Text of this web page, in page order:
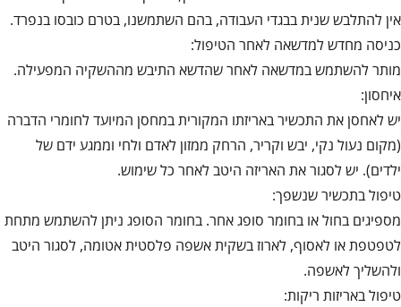
אין להתלבש שנית בבגדי העבודה, בהם השתמשנו, בטרם כובסו בנפרד.
כניסה מחדש למדשאה לאחר הטיפול:
מותר להשתמש במדשאה לאחר שהדשא התיבש מההשקיה המפעילה.
איחסון:
יש לאחסן את התכשיר באריזתו המקורית במחסן המיועד לחומרי הדברה
(מקום נעול נקי, יבש וקריר, הרחק ממזון לאדם ולחי וממגע ידם של
ילדים). יש לסגור את האריזה היטב לאחר כל שימוש.
טיפול בתכשיר שנשפך:
מספיגים בחול או בחומר סופג אחר. בחומר הסופג ניתן להשתמש מתחת
לטפטפת או לאסוף, לארוז בשקית אשפה פלסטית אטומה, לסגור היטב
ולהשליך לאשפה.
טיפול באריזות ריקות: